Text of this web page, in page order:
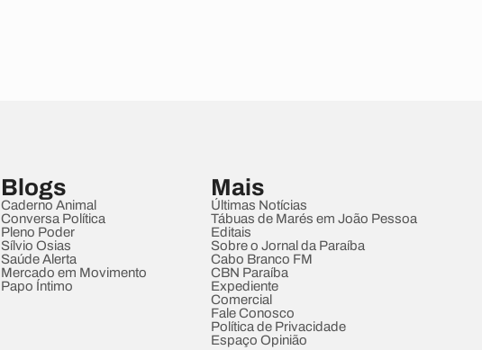
Blogs
Caderno Animal
Conversa Política
Pleno Poder
Sílvio Osias
Saúde Alerta
Mercado em Movimento
Papo Íntimo
Mais
Últimas Notícias
Tábuas de Marés em João Pessoa
Editais
Sobre o Jornal da Paraíba
Cabo Branco FM
CBN Paraíba
Expediente
Comercial
Fale Conosco
Política de Privacidade
Espaço Opinião